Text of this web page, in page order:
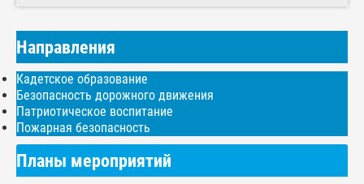
Направления
Кадетское образование
Безопасность дорожного движения
Патриотическое воспитание
Пожарная безопасность
Планы мероприятий